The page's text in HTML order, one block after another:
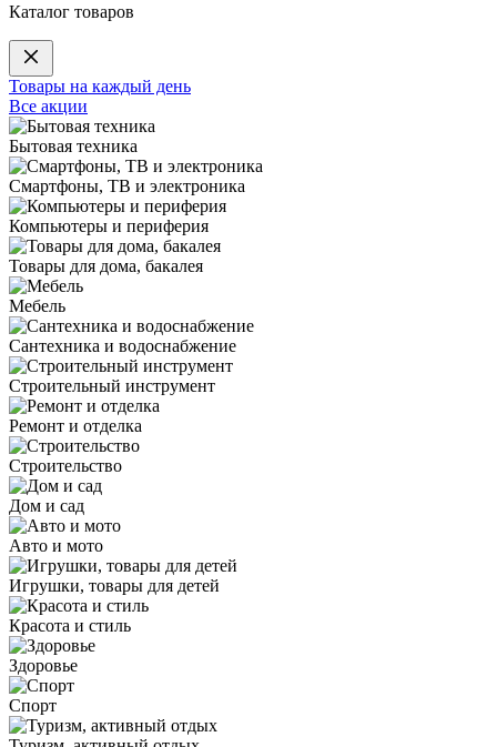
Каталог товаров
Товары на каждый день
Все акции
Бытовая техника
Смартфоны, ТВ и электроника
Компьютеры и периферия
Товары для дома, бакалея
Мебель
Сантехника и водоснабжение
Строительный инструмент
Ремонт и отделка
Строительство
Дом и сад
Авто и мото
Игрушки, товары для детей
Красота и стиль
Здоровье
Спорт